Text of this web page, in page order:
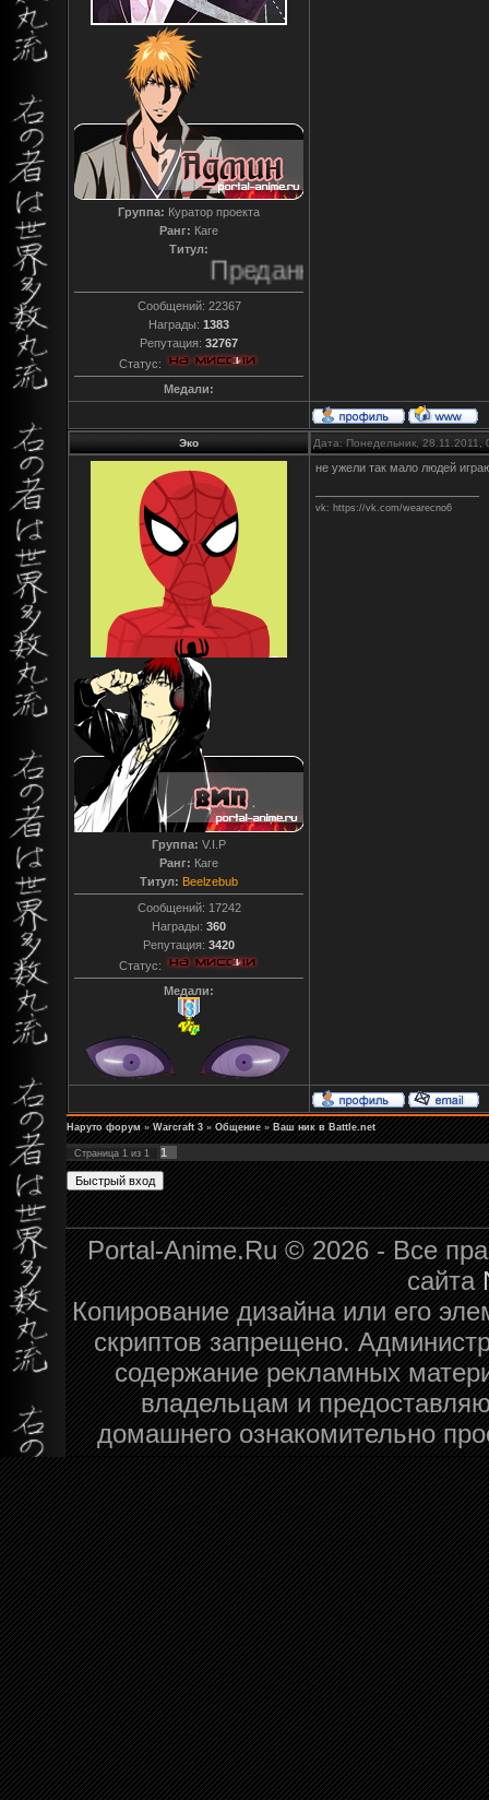
Группа: Куратор проекта
Ранг: Каге
Титул:
Преданный
Сообщений: 22367
Награды: 1383
Репутация: 32767
Статус:
Медали:
Эко Дата: Понедельник,
Группа: V.I.P
Ранг: Каге
Титул: Beelzebub
Сообщений: 17242
Награды: 360
Репутация: 3420
Статус:
Медали:
не ужели так мало людей
vk: https://vk.com/wearecno6
Наруто форум » Warcraft 3 » Общение » Ваш ник в Battle.net
Страница 1 из 1 1
Portal-Anime.Ru © 2026 - Все
сайта
Копирование дизайна или его
скриптов запрещено.
содержание рекламных
владельцам и
домашнего ознакомительно